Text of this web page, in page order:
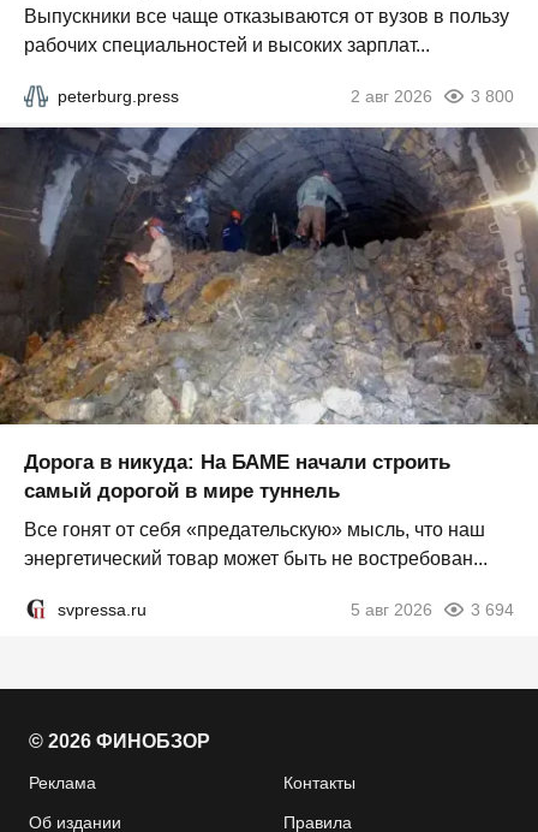
Выпускники все чаще отказываются от вузов в пользу
рабочих специальностей и высоких зарплат...
peterburg.press 2 авг 2026 3 800
Дорога в никуда: На БАМЕ начали строить
самый дорогой в мире туннель
Все гонят от себя «предательскую» мысль, что наш
энергетический товар может быть не востребован...
svpressa.ru 5 авг 2026 3 694
© 2026 ФИНОБЗОР
Реклама Контакты
Об издании Правила